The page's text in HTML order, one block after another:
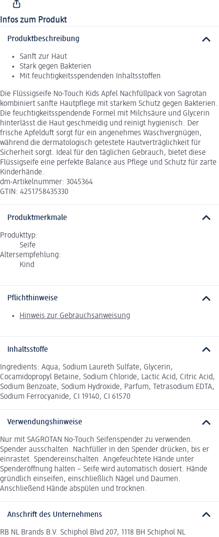
Infos zum Produkt
Produktbeschreibung
Sanft zur Haut
Stark gegen Bakterien
Mit feuchtigkeitsspendenden Inhaltsstoffen
Die Flüssigseife No-Touch Kids Apfel Nachfüllpack von Sagrotan
kombiniert sanfte Hautpflege mit starkem Schutz gegen Bakterien.
Die feuchtigkeitsspendende Formel mit Milchsäure und Glycerin
hinterlässt die Haut geschmeidig und reinigt hygienisch. Der
frische Apfelduft sorgt für ein angenehmes Waschvergnügen,
während die dermatologisch getestete Hautverträglichkeit für
Sicherheit sorgt. Ideal für den täglichen Gebrauch, bietet diese
Flüssigseife eine perfekte Balance aus Pflege und Schutz für zarte
Kinderhände.
dm-Artikelnummer: 3045364
GTIN: 4251758435330
Produktmerkmale
Produkttyp:
Seife
Altersempfehlung:
Kind
Pflichthinweise
Hinweis zur Gebrauchsanweisung
Inhaltsstoffe
Ingredients: Aqua, Sodium Laureth Sulfate, Glycerin,
Cocamidopropyl Betaine, Sodium Chloride, Lactic Acid, Citric Acid,
Sodium Benzoate, Sodium Hydroxide, Parfum, Tetrasodium EDTA,
Sodium Ferrocyanide, CI 19140, CI 61570
Verwendungshinweise
Nur mit SAGROTAN No-Touch Seifenspender zu verwenden.
Spender ausschalten. Nachfüller in den Spender drücken, bis er
einrastet. Spendereinschalten. Angefeuchtete Hände unter
Spenderöffnung halten – Seife wird automatisch dosiert. Hände
gründlich einseifen, einschließlich Nägel und Daumen.
Anschließend Hände abspülen und trocknen.
Anschrift des Unternehmens
RB NL Brands B.V. Schiphol Blvd 207, 1118 BH Schiphol NL